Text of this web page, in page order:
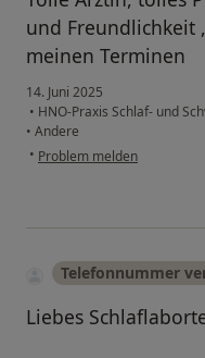
und Freundlichkeit
meinen Terminen
14. Juni 2025
• HNO-Praxis Schlaf- und
• Andere
• Problem melden
Telefonnummer
Liebes